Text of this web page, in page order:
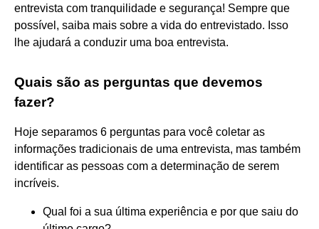
entrevista com tranquilidade e segurança! Sempre que
possível, saiba mais sobre a vida do entrevistado. Isso
lhe ajudará a conduzir uma boa entrevista.
Quais são as perguntas que devemos
fazer?
Hoje separamos 6 perguntas para você coletar as
informações tradicionais de uma entrevista, mas também
identificar as pessoas com a determinação de serem
incríveis.
Qual foi a sua última experiência e por que saiu do